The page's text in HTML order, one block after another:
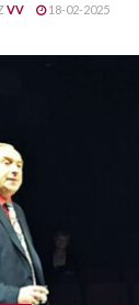
VV 18-02-2025